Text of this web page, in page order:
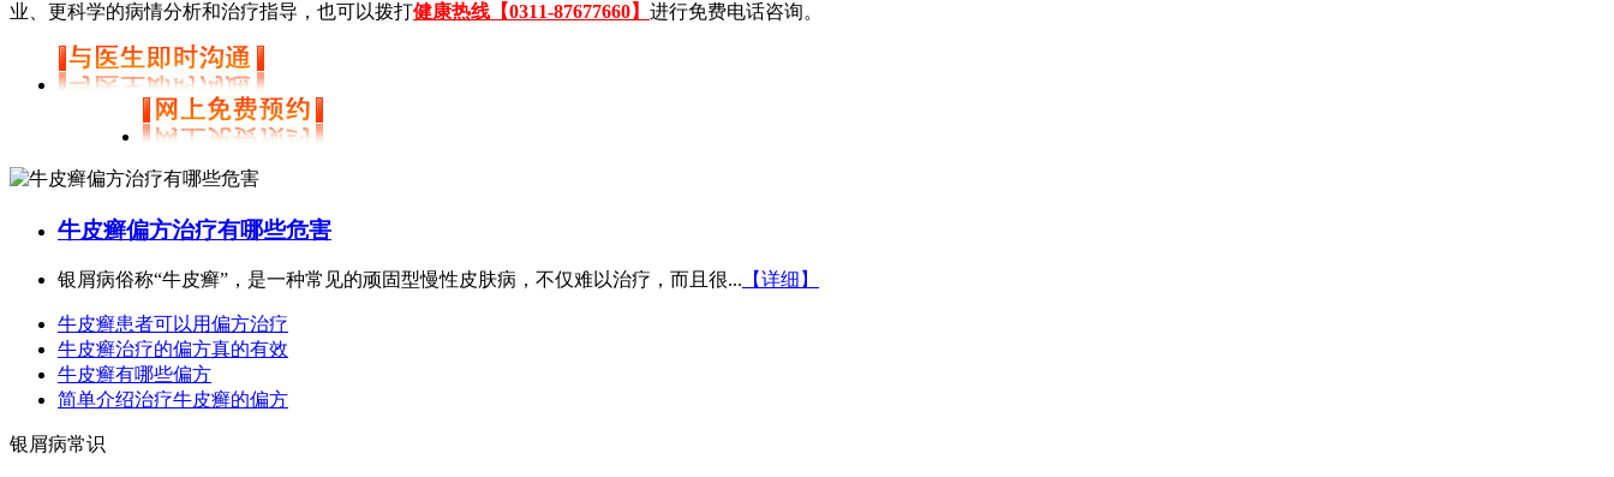
业、更科学的病情分析和治疗指导，也可以拨打健康热线【0311-87677660】 进行免费电话咨询。
牛皮癣偏方治疗有哪些危害
银屑病俗称“牛皮癣”，是一种常见的顽固型慢性皮肤病，不仅难以治疗，而且很... 【详细】
牛皮癣患者可以用偏方治疗
牛皮癣治疗的偏方真的有效
牛皮癣有哪些偏方
简单介绍治疗牛皮癣的偏方
银屑病常识